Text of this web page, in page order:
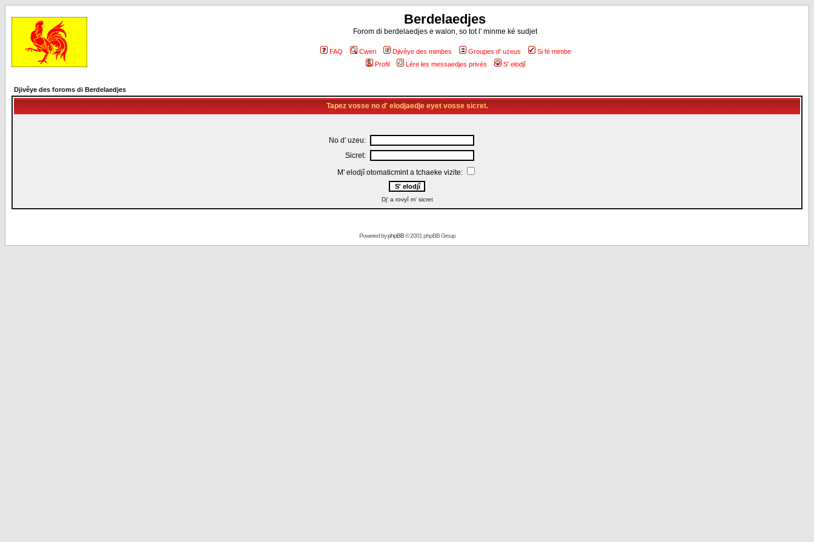
Berdelaedjes
Forom di berdelaedjes e walon, so tot l' minme ké sudjet
FAQ Cweri Djivêye des mimbes Groupes d' uzeus
Si fé mimbe
Profil
Lére les messaedjes privés S' elodjî
Djivêye des foroms di Berdelaedjes
Tapez vosse no d' elodjaedje eyet vosse sicret.
No d' uzeu:
Sicret:
M' elodjî otomaticmint a tchaeke vizite:
Dj' a rovyî m' sicret
Powered byphpBB© 2001 phpBB Group